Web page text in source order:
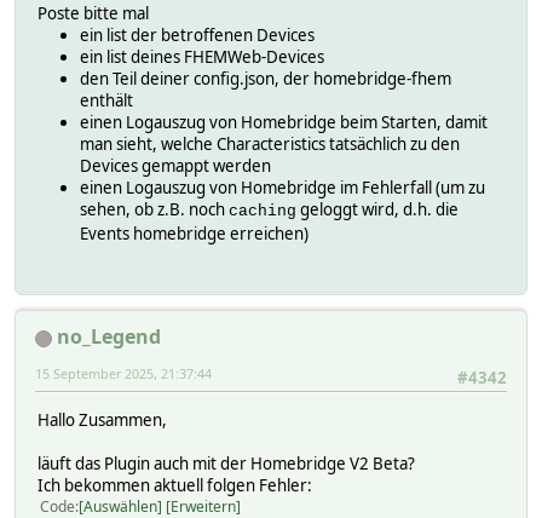
Poste bitte mal
ein list der betroffenen Devices
ein list deines FHEMWeb-Devices
den Teil deiner config.json, der homebridge-fhem
enthält
einen Logauszug von Homebridge beim Starten, damit
man sieht, welche Characteristics tatsächlich zu den
Devices gemappt werden
einen Logauszug von Homebridge im Fehlerfall (um zu
sehen, ob z.B. noch caching geloggt wird, d.h. die
Events homebridge erreichen)
no_Legend
#4342
15 September 2025, 21:37:44
Hallo Zusammen,
läuft das Plugin auch mit der Homebridge V2 Beta?
Ich bekommen aktuell folgen Fehler:
Code Auswählen Erweitern